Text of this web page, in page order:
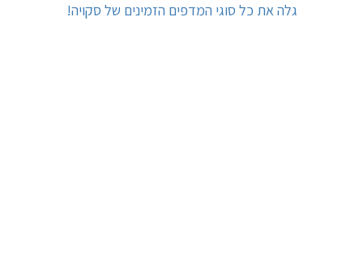
גלה את כל סוגי המדפים הזמינים של סקויה!